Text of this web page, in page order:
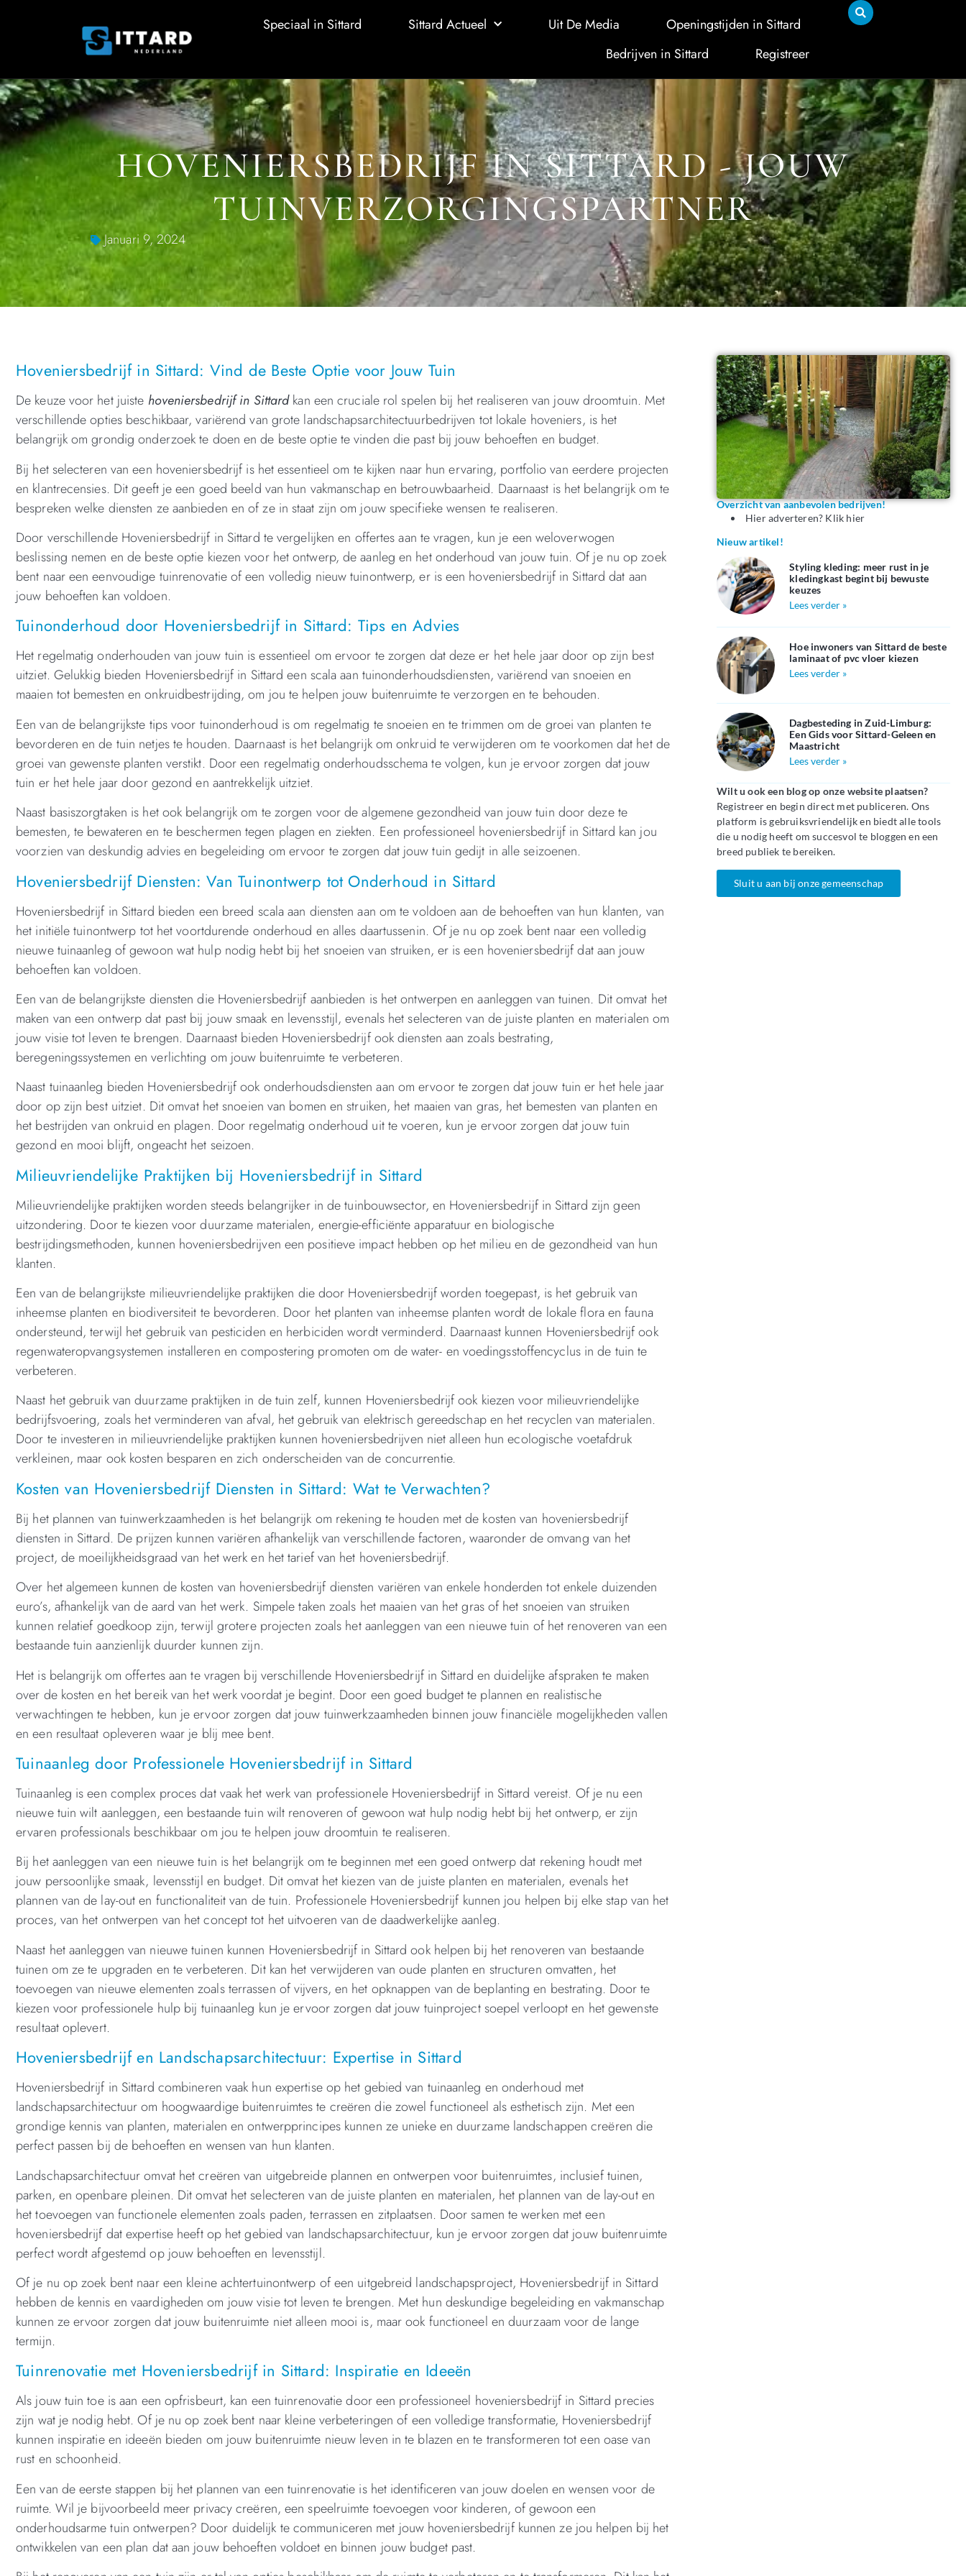
Speciaal in Sittard Sittard Actueel Uit De Media
Openingstijden in Sittard
Bedrijven in Sittard
Registreer
HOVENIERSBEDRIJF IN SITTARD - JOUW
TUINVERZORGINGSPARTNER
Januari 9, 2024
Hoveniersbedrijf in Sittard: Vind de Beste Optie voor Jouw Tuin
De keuze voor het juiste hoveniersbedrijf in Sittardkan een cruciale rol spelen bij het realiseren van jouw droomtuin. Met
verschillende opties beschikbaar, variërend van grote landschapsarchitectuurbedrijven tot lokale hoveniers, is het
belangrijk om grondig onderzoek te doen en de beste optie te vinden die past bij jouw behoeften en budget.
Bij het selecteren van een hoveniersbedrijf is het essentieel om te kijken naar hun ervaring, portfolio van eerdere projecten
en klantrecensies. Dit geeft je een goed beeld van hun vakmanschap en betrouwbaarheid. Daarnaast is het belangrijk om te
bespreken welke diensten ze aanbieden en of ze in staat zijn om jouw specifieke wensen te realiseren.
Door verschillende Hoveniersbedrijf in Sittard te vergelijken en offertes aan te vragen, kun je een weloverwogen
beslissing nemen en de beste optie kiezen voor het ontwerp, de aanleg en het onderhoud van jouw tuin. Of je nu op zoek
bent naar een eenvoudige tuinrenovatie of een volledig nieuw tuinontwerp, er is een hoveniersbedrijf in Sittard dat aan
jouw behoeften kan voldoen.
Tuinonderhoud door Hoveniersbedrijf in Sittard: Tips en Advies
Het regelmatig onderhouden van jouw tuin is essentieel om ervoor te zorgen dat deze er het hele jaar door op zijn best
uitziet. Gelukkig bieden Hoveniersbedrijf in Sittard een scala aan tuinonderhoudsdiensten, variërend van snoeien en
maaien tot bemesten en onkruidbestrijding, om jou te helpen jouw buitenruimte te verzorgen en te behouden.
Een van de belangrijkste tips voor tuinonderhoud is om regelmatig te snoeien en te trimmen om de groei van planten te
bevorderen en de tuin netjes te houden. Daarnaast is het belangrijk om onkruid te verwijderen om te voorkomen dat het de
groei van gewenste planten verstikt. Door een regelmatig onderhoudsschema te volgen, kun je ervoor zorgen dat jouw
tuin er het hele jaar door gezond en aantrekkelijk uitziet.
Naast basiszorgtaken is het ook belangrijk om te zorgen voor de algemene gezondheid van jouw tuin door deze te
bemesten, te bewateren en te beschermen tegen plagen en ziekten. Een professioneel hoveniersbedrijf in Sittard kan jou
voorzien van deskundig advies en begeleiding om ervoor te zorgen dat jouw tuin gedijt in alle seizoenen.
Hoveniersbedrijf Diensten: Van Tuinontwerp tot Onderhoud in Sittard
Hoveniersbedrijf in Sittard bieden een breed scala aan diensten aan om te voldoen aan de behoeften van hun klanten, van
het initiële tuinontwerp tot het voortdurende onderhoud en alles daartussenin. Of je nu op zoek bent naar een volledig
nieuwe tuinaanleg of gewoon wat hulp nodig hebt bij het snoeien van struiken, er is een hoveniersbedrijf dat aan jouw
behoeften kan voldoen.
Een van de belangrijkste diensten die Hoveniersbedrijf aanbieden is het ontwerpen en aanleggen van tuinen. Dit omvat het
maken van een ontwerp dat past bij jouw smaak en levensstijl, evenals het selecteren van de juiste planten en materialen om
jouw visie tot leven te brengen. Daarnaast bieden Hoveniersbedrijf ook diensten aan zoals bestrating,
beregeningssystemen en verlichting om jouw buitenruimte te verbeteren.
Naast tuinaanleg bieden Hoveniersbedrijf ook onderhoudsdiensten aan om ervoor te zorgen dat jouw tuin er het hele jaar
door op zijn best uitziet. Dit omvat het snoeien van bomen en struiken, het maaien van gras, het bemesten van planten en
het bestrijden van onkruid en plagen. Door regelmatig onderhoud uit te voeren, kun je ervoor zorgen dat jouw tuin
gezond en mooi blijft, ongeacht het seizoen.
Milieuvriendelijke Praktijken bij Hoveniersbedrijf in Sittard
Milieuvriendelijke praktijken worden steeds belangrijker in de tuinbouwsector, en Hoveniersbedrijf in Sittard zijn geen
uitzondering. Door te kiezen voor duurzame materialen, energie-efficiënte apparatuur en biologische
bestrijdingsmethoden, kunnen hoveniersbedrijven een positieve impact hebben op het milieu en de gezondheid van hun
klanten.
Een van de belangrijkste milieuvriendelijke praktijken die door Hoveniersbedrijf worden toegepast, is het gebruik van
inheemse planten en biodiversiteit te bevorderen. Door het planten van inheemse planten wordt de lokale flora en fauna
ondersteund, terwijl het gebruik van pesticiden en herbiciden wordt verminderd. Daarnaast kunnen Hoveniersbedrijf ook
regenwateropvangsystemen installeren en compostering promoten om de water- en voedingsstoffencyclus in de tuin te
verbeteren.
Naast het gebruik van duurzame praktijken in de tuin zelf, kunnen Hoveniersbedrijf ook kiezen voor milieuvriendelijke
bedrijfsvoering, zoals het verminderen van afval, het gebruik van elektrisch gereedschap en het recyclen van materialen.
Door te investeren in milieuvriendelijke praktijken kunnen hoveniersbedrijven niet alleen hun ecologische voetafdruk
verkleinen, maar ook kosten besparen en zich onderscheiden van de concurrentie.
Kosten van Hoveniersbedrijf Diensten in Sittard: Wat te Verwachten?
Bij het plannen van tuinwerkzaamheden is het belangrijk om rekening te houden met de kosten van hoveniersbedrijf
diensten in Sittard. De prijzen kunnen variëren afhankelijk van verschillende factoren, waaronder de omvang van het
project, de moeilijkheidsgraad van het werk en het tarief van het hoveniersbedrijf.
Over het algemeen kunnen de kosten van hoveniersbedrijf diensten variëren van enkele honderden tot enkele duizenden
euro’s, afhankelijk van de aard van het werk. Simpele taken zoals het maaien van het gras of het snoeien van struiken
kunnen relatief goedkoop zijn, terwijl grotere projecten zoals het aanleggen van een nieuwe tuin of het renoveren van een
bestaande tuin aanzienlijk duurder kunnen zijn.
Het is belangrijk om offertes aan te vragen bij verschillende Hoveniersbedrijf in Sittard en duidelijke afspraken te maken
over de kosten en het bereik van het werk voordat je begint. Door een goed budget te plannen en realistische
verwachtingen te hebben, kun je ervoor zorgen dat jouw tuinwerkzaamheden binnen jouw financiële mogelijkheden vallen
en een resultaat opleveren waar je blij mee bent.
Tuinaanleg door Professionele Hoveniersbedrijf in Sittard
Tuinaanleg is een complex proces dat vaak het werk van professionele Hoveniersbedrijf in Sittard vereist. Of je nu een
nieuwe tuin wilt aanleggen, een bestaande tuin wilt renoveren of gewoon wat hulp nodig hebt bij het ontwerp, er zijn
ervaren professionals beschikbaar om jou te helpen jouw droomtuin te realiseren.
Bij het aanleggen van een nieuwe tuin is het belangrijk om te beginnen met een goed ontwerp dat rekening houdt met
jouw persoonlijke smaak, levensstijl en budget. Dit omvat het kiezen van de juiste planten en materialen, evenals het
plannen van de lay-out en functionaliteit van de tuin. Professionele Hoveniersbedrijf kunnen jou helpen bij elke stap van het
proces, van het ontwerpen van het concept tot het uitvoeren van de daadwerkelijke aanleg.
Naast het aanleggen van nieuwe tuinen kunnen Hoveniersbedrijf in Sittard ook helpen bij het renoveren van bestaande
tuinen om ze te upgraden en te verbeteren. Dit kan het verwijderen van oude planten en structuren omvatten, het
toevoegen van nieuwe elementen zoals terrassen of vijvers, en het opknappen van de beplanting en bestrating. Door te
kiezen voor professionele hulp bij tuinaanleg kun je ervoor zorgen dat jouw tuinproject soepel verloopt en het gewenste
resultaat oplevert.
Hoveniersbedrijf en Landschapsarchitectuur: Expertise in Sittard
Hoveniersbedrijf in Sittard combineren vaak hun expertise op het gebied van tuinaanleg en onderhoud met
landschapsarchitectuur om hoogwaardige buitenruimtes te creëren die zowel functioneel als esthetisch zijn. Met een
grondige kennis van planten, materialen en ontwerpprincipes kunnen ze unieke en duurzame landschappen creëren die
perfect passen bij de behoeften en wensen van hun klanten.
Landschapsarchitectuur omvat het creëren van uitgebreide plannen en ontwerpen voor buitenruimtes, inclusief tuinen,
parken, en openbare pleinen. Dit omvat het selecteren van de juiste planten en materialen, het plannen van de lay-out en
het toevoegen van functionele elementen zoals paden, terrassen en zitplaatsen. Door samen te werken met een
hoveniersbedrijf dat expertise heeft op het gebied van landschapsarchitectuur, kun je ervoor zorgen dat jouw buitenruimte
perfect wordt afgestemd op jouw behoeften en levensstijl.
Of je nu op zoek bent naar een kleine achtertuinontwerp of een uitgebreid landschapsproject, Hoveniersbedrijf in Sittard
hebben de kennis en vaardigheden om jouw visie tot leven te brengen. Met hun deskundige begeleiding en vakmanschap
kunnen ze ervoor zorgen dat jouw buitenruimte niet alleen mooi is, maar ook functioneel en duurzaam voor de lange
termijn.
Tuinrenovatie met Hoveniersbedrijf in Sittard: Inspiratie en Ideeën
Als jouw tuin toe is aan een opfrisbeurt, kan een tuinrenovatie door een professioneel hoveniersbedrijf in Sittard precies
zijn wat je nodig hebt. Of je nu op zoek bent naar kleine verbeteringen of een volledige transformatie, Hoveniersbedrijf
kunnen inspiratie en ideeën bieden om jouw buitenruimte nieuw leven in te blazen en te transformeren tot een oase van
rust en schoonheid.
Een van de eerste stappen bij het plannen van een tuinrenovatie is het identificeren van jouw doelen en wensen voor de
ruimte. Wil je bijvoorbeeld meer privacy creëren, een speelruimte toevoegen voor kinderen, of gewoon een
onderhoudsarme tuin ontwerpen? Door duidelijk te communiceren met jouw hoveniersbedrijf kunnen ze jou helpen bij het
ontwikkelen van een plan dat aan jouw behoeften voldoet en binnen jouw budget past.
Overzicht van aanbevolen bedrijven!
Hier adverteren? Klik hier
Nieuw artikel!
Styling kleding: meer rust in je
kledingkast begint bij bewuste
keuzes
Lees verder »
Hoe inwoners van Sittard de beste
laminaat of pvc vloer kiezen
Lees verder »
Dagbesteding in Zuid-Limburg:
Een Gids voor Sittard-Geleen en
Maastricht
Lees verder »
Wilt u ook een blog op onze website plaatsen?
Registreer en begin direct met publiceren. Ons
platform is gebruiksvriendelijk en biedt alle tools
die u nodig heeft om succesvol te bloggen en een
breed publiek te bereiken.
Sluit u aan bij onze gemeenschap